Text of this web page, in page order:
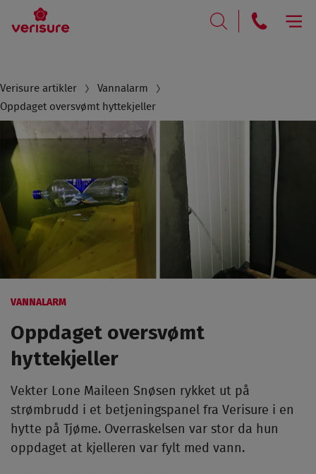
Breadcrumb
Verisure artikler
Vannalarm
Oppdaget oversvømt hyttekjeller
VANNALARM
Oppdaget oversvømt
hyttekjeller
Vekter Lone Maileen Snøsen rykket ut på
strømbrudd i et betjeningspanel fra Verisure i en
hytte på Tjøme. Overraskelsen var stor da hun
oppdaget at kjelleren var fylt med vann.